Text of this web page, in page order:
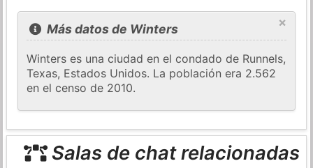
×
Más datos de Winters
Winters es una ciudad en el condado de Runnels,
Texas, Estados Unidos. La población era 2.562
en el censo de 2010.
Salas de chat relacionadas